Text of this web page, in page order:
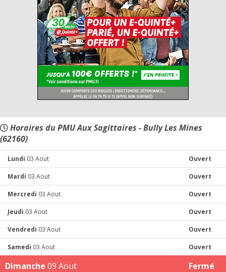
Horaires du PMU Aux Sagittaires - Bully Les Mines
(62160)
Lundi 03 Aout Ouvert
Mardi 03 Aout Ouvert
Mercredi 03 Aout Ouvert
Jeudi 03 Aout Ouvert
Vendredi 03 Aout Ouvert
Samedi 03 Aout Ouvert
Dimanche 09 Aout Fermé